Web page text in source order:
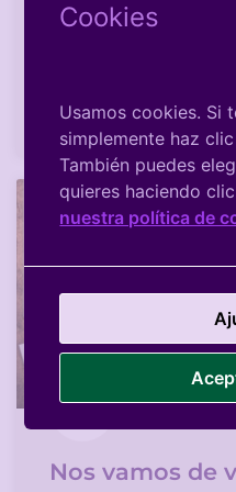
encontréis bien, así
amigas y amigos a
LEER MÁS
Nos vamos de
Cookies
Usamos cookies. Si
simplemente haz
También puedes
quieres haciendo
nuestra política de